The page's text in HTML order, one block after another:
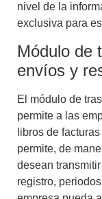
nivel de la
exclusiva para
Módulo de
envíos y
El módulo de
permite a las
libros de
permite, de
desean
registro,